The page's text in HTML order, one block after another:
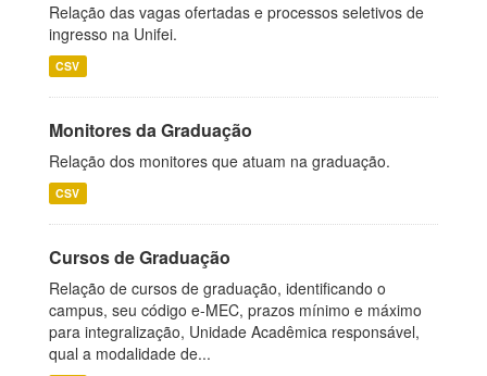
Relação das vagas ofertadas e processos seletivos de
ingresso na Unifei.
CSV
Monitores da Graduação
Relação dos monitores que atuam na graduação.
CSV
Cursos de Graduação
Relação de cursos de graduação, identificando o
campus, seu código e-MEC, prazos mínimo e máximo
para integralização, Unidade Acadêmica responsável,
qual a modalidade de...